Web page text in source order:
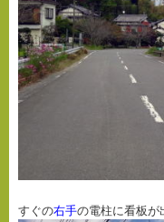
すぐの右手の電柱に看板が